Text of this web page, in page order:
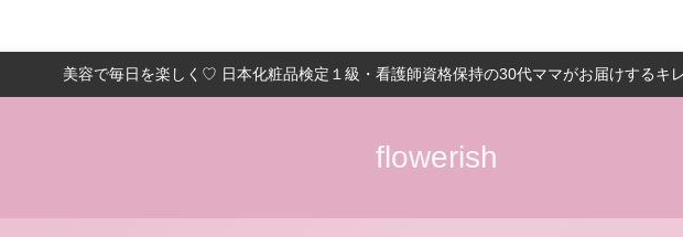
美容で毎日を楽しく♡ 日本化粧品検定１級・看護師資格保持の30代ママがお届けするキ
flowerish